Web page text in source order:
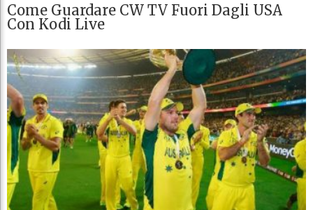
Come Guardare CW TV Fuori Dagli USA
Con Kodi Live